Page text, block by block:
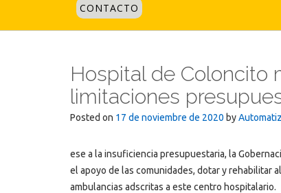
CONTACTO
Hospital de Coloncito
limitaciones
Posted on 17 de noviembre de 2020 by
ese a la insuficiencia presupuestaria, la
el apoyo de las comunidades, dotar y rehabilitar
ambulancias adscritas a este centro hospitalario.